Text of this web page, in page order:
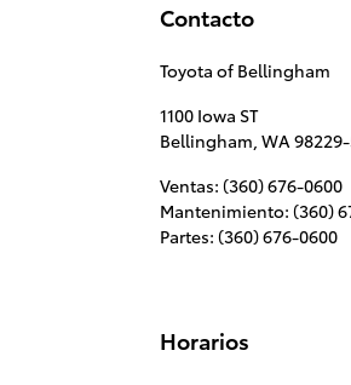
Contacto
Toyota of Bellingham
1100 Iowa ST
Bellingham, WA
Ventas: (360) 676-0600
Mantenimiento: (360)
Partes: (360) 676-0600
Horarios